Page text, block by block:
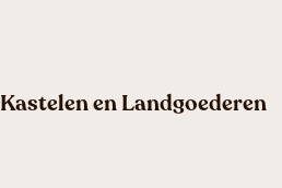
Kastelen en Landgoederen